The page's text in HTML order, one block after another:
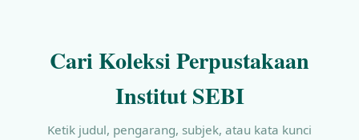
Cari Koleksi Perpustakaan
Institut SEBI
Ketik judul, pengarang, subjek, atau kata kunci